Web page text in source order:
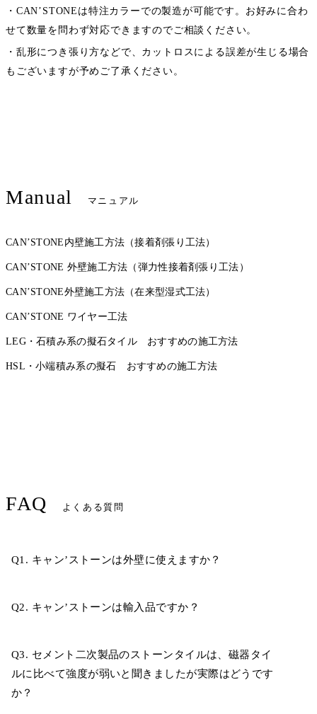
・CAN’STONEは特注カラーでの製造が可能です。お好みに合わ
せて数量を問わず対応できますのでご相談ください。
・乱形につき張り方などで、カットロスによる誤差が生じる場合
もございますが予めご了承ください。
Manual マニュアル
CAN’STONE内壁施工方法（接着剤張り工法）
CAN’STONE 外壁施工方法（弾力性接着剤張り工法）
CAN’STONE外壁施工方法（在来型湿式工法）
CAN’STONE ワイヤー工法
LEG・石積み系の擬石タイル おすすめの施工方法
HSL・小端積み系の擬石 おすすめの施工方法
FAQ よくある質問
Q1. キャン’ストーンは外壁に使えますか？
Q2. キャン’ストーンは輸入品ですか？
Q3. セメント二次製品のストーンタイルは、磁器タイ
ルに比べて強度が弱いと聞きましたが実際はどうです
か？